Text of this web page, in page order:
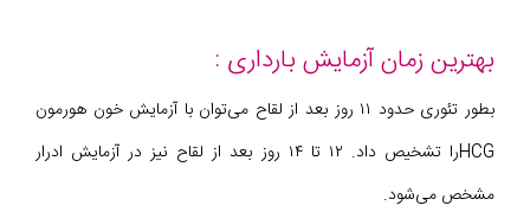
بهترین زمان آزمایش بارداری :
بطور تئوری حدود ۱۱ روز بعد از لقاح می‌توان با آزمایش خون هورمون
HCGرا تشخیص داد. ۱۲ تا ۱۴ روز بعد از لقاح نیز در آزمایش ادرار
مشخص می‌شود.